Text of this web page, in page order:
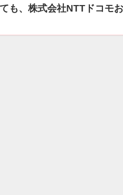
も、株式会社NTTドコモ